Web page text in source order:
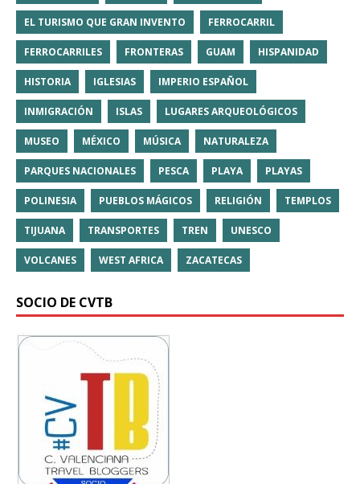
EL TURISMO QUE GRAN INVENTO FERROCARRIL
FERROCARRILES FRONTERAS GUAM HISPANIDAD
HISTORIA IGLESIAS IMPERIO ESPAÑOL
INMIGRACIÓN ISLAS LUGARES ARQUEOLÓGICOS
MUSEO MÉXICO MÚSICA NATURALEZA
PARQUES NACIONALES PESCA PLAYA PLAYAS
POLINESIA PUEBLOS MÁGICOS RELIGIÓN TEMPLOS
TIJUANA TRANSPORTES TREN UNESCO
VOLCANES WEST AFRICA ZACATECAS
SOCIO DE CVTB